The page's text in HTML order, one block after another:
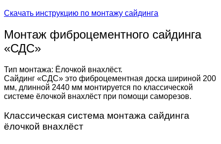
Скачать инструкцию по монтажу сайдинга
Монтаж фиброцементного сайдинга
«СДС»
Тип монтажа: Ёлочкой внахлёст.
Сайдинг «СДС» это фиброцементная доска шириной 200
мм, длинной 2440 мм монтируется по классической
системе ёлочкой внахлёст при помощи саморезов.
Классическая система монтажа сайдинга
ёлочкой внахлёст